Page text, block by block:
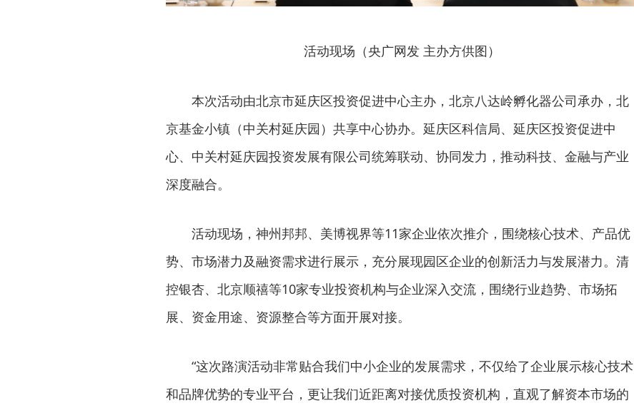
活动现场（央广网发 主办方供图）
本次活动由北京市延庆区投资促进中心主办，北京八达岭孵化器公司承办，北
京基金小镇（中关村延庆园）共享中心协办。延庆区科信局、延庆区投资促进中
心、中关村延庆园投资发展有限公司统筹联动、协同发力，推动科技、金融与产业
深度融合。
活动现场，神州邦邦、美博视界等11家企业依次推介，围绕核心技术、产品优
势、市场潜力及融资需求进行展示，充分展现园区企业的创新活力与发展潜力。清
控银杏、北京顺禧等10家专业投资机构与企业深入交流，围绕行业趋势、市场拓
展、资金用途、资源整合等方面开展对接。
“这次路演活动非常贴合我们中小企业的发展需求，不仅给了企业展示核心技术
和品牌优势的专业平台，更让我们近距离对接优质投资机构，直观了解资本市场的